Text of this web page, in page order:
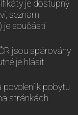
je dostupný
seznam
je součástí
jsou spárovány
je hlásit
k pobytu
stránkách